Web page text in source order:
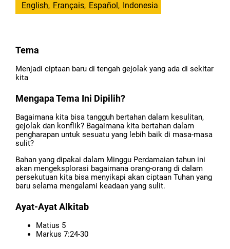
English Français Español Indonesia
Tema
Menjadi ciptaan baru di tengah gejolak yang ada di sekitar
kita
Mengapa Tema Ini Dipilih?
Bagaimana kita bisa tangguh bertahan dalam kesulitan,
gejolak dan konflik? Bagaimana kita bertahan dalam
pengharapan untuk sesuatu yang lebih baik di masa-masa
sulit?
Bahan yang dipakai dalam Minggu Perdamaian tahun ini
akan mengeksplorasi bagaimana orang-orang di dalam
persekutuan kita bisa menyikapi akan ciptaan Tuhan yang
baru selama mengalami keadaan yang sulit.
Ayat-Ayat Alkitab
Matius 5
Markus 7:24-30